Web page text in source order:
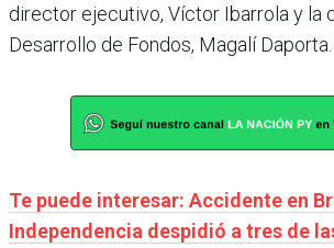
director ejecutivo, Víctor Ibarrola y la
Desarrollo de Fondos, Magalí Daporta.
Te puede interesar: Accidente en
Independencia despidió a tres de